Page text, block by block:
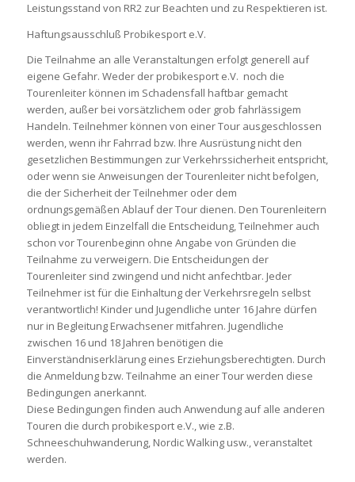
Leistungsstand von RR2 zur Beachten und zu Respektieren ist.
Haftungsausschluß Probikesport e.V.
Die Teilnahme an alle Veranstaltungen erfolgt generell auf
eigene Gefahr. Weder der probikesport e.V. noch die
Tourenleiter können im Schadensfall haftbar gemacht
werden, außer bei vorsätzlichem oder grob fahrlässigem
Handeln. Teilnehmer können von einer Tour ausgeschlossen
werden, wenn ihr Fahrrad bzw. Ihre Ausrüstung nicht den
gesetzlichen Bestimmungen zur Verkehrssicherheit entspricht,
oder wenn sie Anweisungen der Tourenleiter nicht befolgen,
die der Sicherheit der Teilnehmer oder dem
ordnungsgemäßen Ablauf der Tour dienen. Den Tourenleitern
obliegt in jedem Einzelfall die Entscheidung, Teilnehmer auch
schon vor Tourenbeginn ohne Angabe von Gründen die
Teilnahme zu verweigern. Die Entscheidungen der
Tourenleiter sind zwingend und nicht anfechtbar. Jeder
Teilnehmer ist für die Einhaltung der Verkehrsregeln selbst
verantwortlich! Kinder und Jugendliche unter 16 Jahre dürfen
nur in Begleitung Erwachsener mitfahren. Jugendliche
zwischen 16 und 18 Jahren benötigen die
Einverständniserklärung eines Erziehungsberechtigten. Durch
die Anmeldung bzw. Teilnahme an einer Tour werden diese
Bedingungen anerkannt.
Diese Bedingungen finden auch Anwendung auf alle anderen
Touren die durch probikesport e.V., wie z.B.
Schneeschuhwanderung, Nordic Walking usw., veranstaltet
werden.